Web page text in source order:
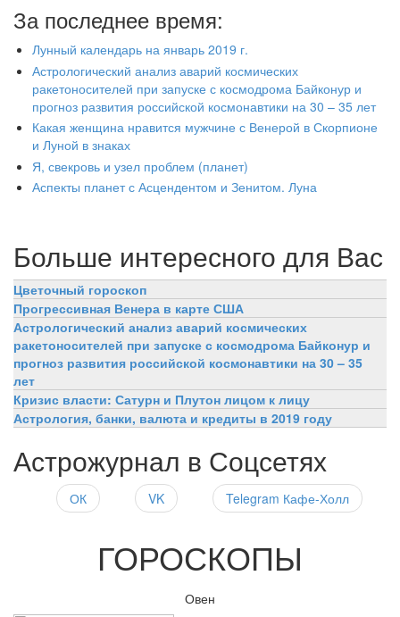
За последнее время:
Лунный календарь на январь 2019 г.
Астрологический анализ аварий космических
ракетоносителей при запуске с космодрома Байконур и
прогноз развития российской космонавтики на 30 – 35 лет
Какая женщина нравится мужчине с Венерой в Скорпионе
и Луной в знаках
Я, свекровь и узел проблем (планет)
Аспекты планет с Асцендентом и Зенитом. Луна
Больше интересного для Вас
Цветочный гороскоп
Прогрессивная Венера в карте США
Астрологический анализ аварий космических
ракетоносителей при запуске с космодрома Байконур и
прогноз развития российской космонавтики на 30 – 35
лет
Кризис власти: Сатурн и Плутон лицом к лицу
Астрология, банки, валюта и кредиты в 2019 году
Астрожурнал в Соцсетях
ОК VK Telegram Кафе-Холл
ГОРОСКОПЫ
Овен